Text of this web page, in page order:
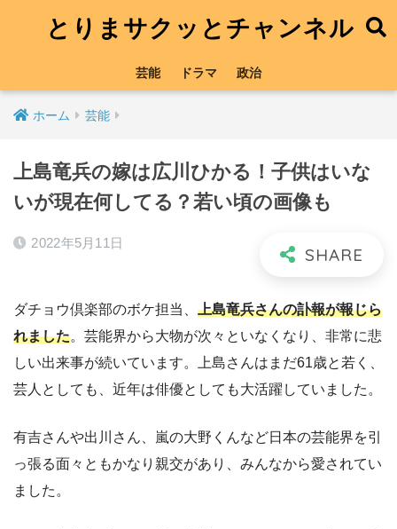
とりまサクッとチャンネル
芸能 ドラマ 政治
ホーム 芸能
上島竜兵の嫁は広川ひかる！子供はいな
いが現在何してる？若い頃の画像も
2022年5月11日
ダチョウ倶楽部のボケ担当、 上島竜兵さんの訃報が報じら
れました。芸能界から大物が次々といなくなり、非常に悲
しい出来事が続いています。上島さんはまだ61歳と若く、
芸人としても、近年は俳優としても大活躍していました。
有吉さんや出川さん、嵐の大野くんなど日本の芸能界を引
っ張る面々ともかなり親交があり、みんなから愛されてい
ました。